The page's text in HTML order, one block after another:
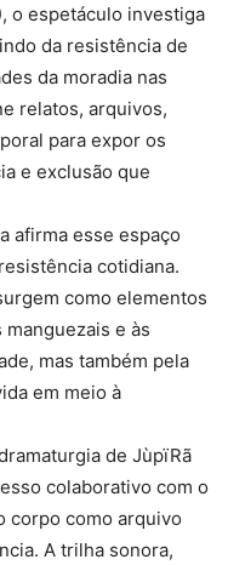
o espetáculo investiga
da resistência de
da moradia nas
relatos, arquivos,
para expor os
e exclusão que
afirma esse espaço
cotidiana.
como elementos
e às
mas também pela
em meio à
de JùpïRã
colaborativo com o
corpo como arquivo
A trilha sonora,